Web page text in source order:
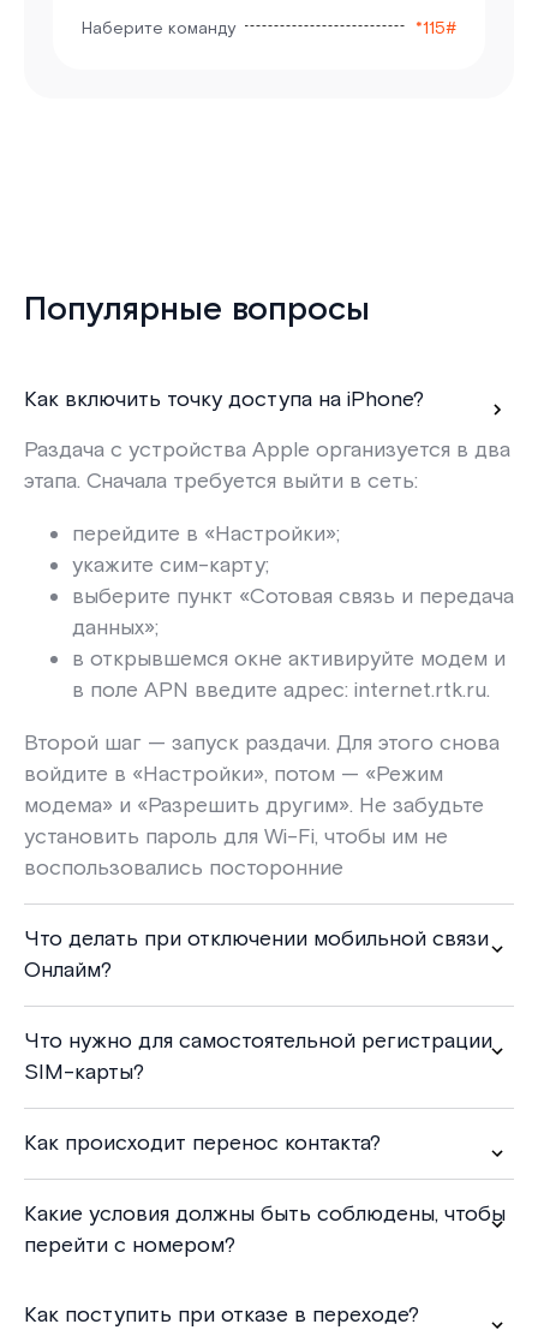
Наберите команду *115#
Популярные вопросы
Как включить точку доступа на iPhone?
Раздача с устройства Apple организуется в два
этапа. Сначала требуется выйти в сеть:
перейдите в «Настройки»;
укажите сим-карту;
выберите пункт «Сотовая связь и передача
данных»;
в открывшемся окне активируйте модем и
в поле APN введите адрес: internet.rtk.ru.
Второй шаг — запуск раздачи. Для этого снова
войдите в «Настройки», потом — «Режим
модема» и «Разрешить другим». Не забудьте
установить пароль для Wi-Fi, чтобы им не
воспользовались посторонние
Что делать при отключении мобильной связи
Онлайм?
Что нужно для самостоятельной регистрации
SIM-карты?
Как происходит перенос контакта?
Какие условия должны быть соблюдены, чтобы
перейти с номером?
Как поступить при отказе в переходе?